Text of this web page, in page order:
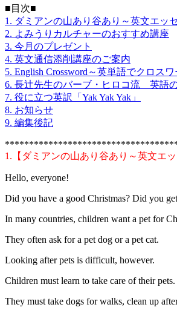
■目次■
1. ダミアンの山あり谷あり～英文エッ
2. よみうりカルチャーのおすすめ講座
3. 今月のプレゼント
4. 英文通信添削講座のご案内
5. English Crossword～英単語でクロスワ
6. 長辻先生のバーブ・ヒロコ流 英語
7. 役に立つ英訳「Yak Yak Yak」
8. お知らせ
9. 編集後記
1.【ダミアンの山あり谷あり～英文エッ
Hello, everyone!
Did you have a good Christmas? Did you
In many countries, children want a pet for
They often ask for a pet dog or a pet cat.
Looking after pets is difficult, however.
Children must learn to take care of their pets.
They must take dogs for walks, clean up